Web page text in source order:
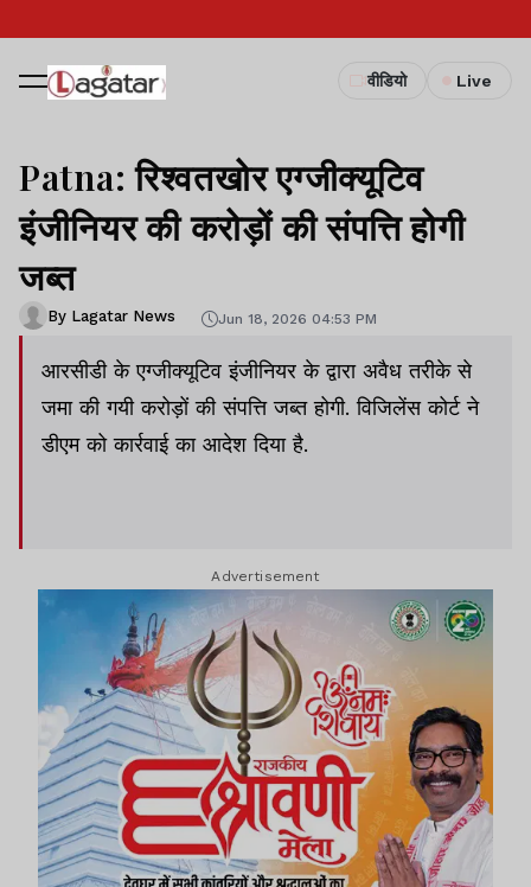
वीडियो Live
Patna: रिश्वतखोर एग्जीक्यूटिव
इंजीनियर की करोड़ों की संपत्ति होगी
जब्त
By Lagatar News Jun 18, 2026 04:53 PM
आरसीडी के एग्जीक्यूटिव इंजीनियर के द्वारा अवैध तरीके से
जमा की गयी करोड़ों की संपत्ति जब्त होगी. विजिलेंस कोर्ट ने
डीएम को कार्रवाई का आदेश दिया है.
Advertisement